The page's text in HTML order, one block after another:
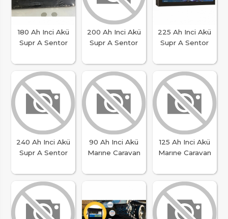
180 Ah Inci Akü
Supr A Sentor
200 Ah Inci Akü
Supr A Sentor
225 Ah Inci Akü
Supr A Sentor
240 Ah Inci Akü
Supr A Sentor
90 Ah Inci Akü
Marıne Caravan
125 Ah Inci Akü
Marıne Caravan